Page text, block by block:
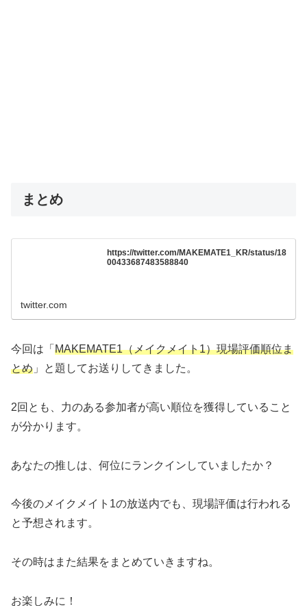
まとめ
https://twitter.com/MAKEMATE1_KR/status/18
00433687483588840
twitter.com
今回は「 MAKEMATE1（メイクメイト1）現場評価順位ま
とめ 」と題してお送りしてきました。
2回とも、力のある参加者が高い順位を獲得していること
が分かります。
あなたの推しは、何位にランクインしていましたか？
今後のメイクメイト1の放送内でも、現場評価は行われる
と予想されます。
その時はまた結果をまとめていきますね。
お楽しみに！